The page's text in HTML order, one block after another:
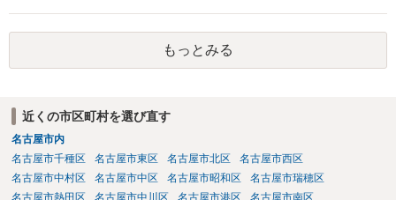
当するのであれば、最寄りの消費生活センターへ相談された方がよい
でしょう。
もっとみる
近くの市区町村を選び直す
名古屋市内
名古屋市千種区
名古屋市東区 名古屋市北区
名古屋市西区
名古屋市中村区
名古屋市中区 名古屋市昭和区
名古屋市瑞穂区